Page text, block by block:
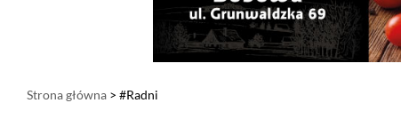
Strona główna > #Radni